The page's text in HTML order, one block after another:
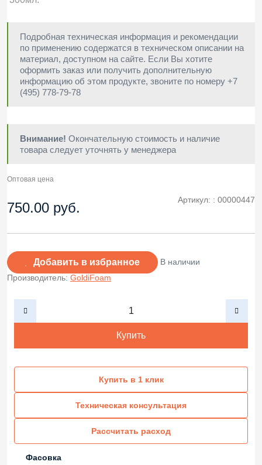
Подробная техническая информация и рекомендации
по применению содержатся в техническом описании на
материал, доступном на сайте. Если Вы хотите
оформить заказ или получить дополнительную
информацию об этом продукте, звоните по номеру +7
(495) 778-79-78
Внимание! Окончательную стоимость и наличие
товара следует уточнять у менеджера
Оптовая цена
750.00 руб. Артикул: : 00000447
Добавить в избранное
В наличии
Производитель: GoldiFoam
Купить
Купить в 1 клик
Техническая консультация
Рассчитать расход
Фасовка